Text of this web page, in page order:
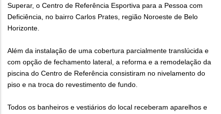
Superar, o Centro de Referência Esportiva para a Pessoa com
Deficiência, no bairro Carlos Prates, região Noroeste de Belo
Horizonte.
Além da instalação de uma cobertura parcialmente translúcida e
com opção de fechamento lateral, a reforma e a remodelação da
piscina do Centro de Referência consistiram no nivelamento do
piso e na troca do revestimento de fundo.
Todos os banheiros e vestiários do local receberam aparelhos e